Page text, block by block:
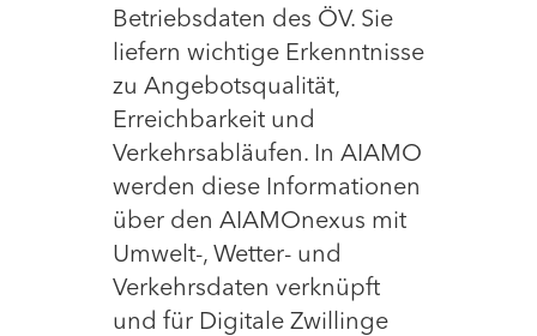
Betriebsdaten des ÖV. Sie
liefern wichtige Erkenntnisse
zu Angebotsqualität,
Erreichbarkeit und
Verkehrsabläufen. In AIAMO
werden diese Informationen
über den AIAMOnexus mit
Umwelt-, Wetter- und
Verkehrsdaten verknüpft
und für Digitale Zwillinge